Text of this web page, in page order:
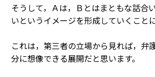
そうして，Ａは，Ｂとはまともな話合
いというイメージを形成していくこと
これは，第三者の立場から見れば，弁
分に想像できる展開だと思います。